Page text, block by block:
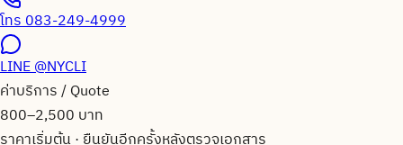
โทร083-249-4999
LINE@NYCLI
ค่าบริการ / Quote
800–2,500 บาท